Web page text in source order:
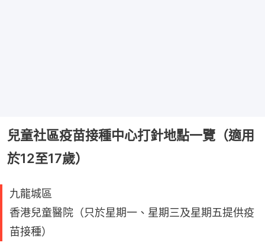
兒童社區疫苗接種中心打針地點一覽（適用
於12至17歲）
九龍城區
香港兒童醫院（只於星期一、星期三及星期五提供疫
苗接種）